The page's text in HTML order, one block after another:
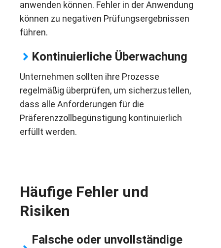
anwenden können. Fehler in der Anwendung
können zu negativen Prüfungsergebnissen
führen.
Kontinuierliche Überwachung
Unternehmen sollten ihre Prozesse
regelmäßig überprüfen, um sicherzustellen,
dass alle Anforderungen für die
Präferenzzollbegünstigung kontinuierlich
erfüllt werden.
Häufige Fehler und
Risiken
Falsche oder unvollständige